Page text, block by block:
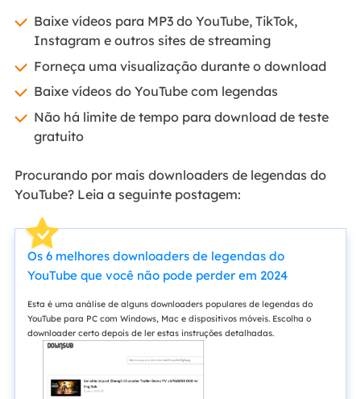
Baixe vídeos para MP3 do YouTube, TikTok,
Instagram e outros sites de streaming
Forneça uma visualização durante o download
Baixe vídeos do YouTube com legendas
Não há limite de tempo para download de teste
gratuito
Procurando por mais downloaders de legendas do
YouTube? Leia a seguinte postagem:
Os 6 melhores downloaders de legendas do
YouTube que você não pode perder em 2024
Esta é uma análise de alguns downloaders populares de legendas do
YouTube para PC com Windows, Mac e dispositivos móveis. Escolha o
downloader certo depois de ler estas instruções detalhadas.